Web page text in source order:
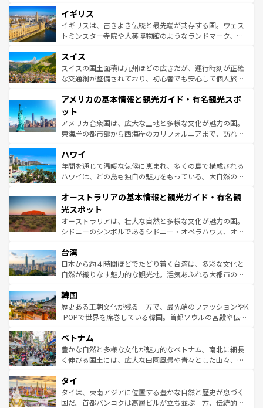
香り高いラベンダー畑など、多彩な楽しみ方が可能だ。さ
らに、パリ以外の地域にも魅力が溢れており、どの街角に
も豊かな歴史と文化が息づいている。パリ以外の個性あふ
を参照してほしい。
顔を持つこの国は、どこを歩いても飽きることがない。ベ
ルリンの文化的活気、バイエルン州のアルプスの絶景、そ
してライン川沿いのワイン畑といった風景は必見。ビール
は、お酒好きな人にはぜひ体験してほしい。 なお、新着の
ドイツ情報はコンテンツ一覧を参照してほしい。
イギリス
イギリスは、古きよき伝統と最先端が共存する国。ウェス
トミンスター寺院や大英博物館のようなランドマーク、歴
リアごとに異なる魅力がある。また、優雅なアフタヌーン
ティー、ビール好きにはたまらない英国パブ、サッカー観
戦など、本場だからこそできる体験も豊富。イギリスを旅
ンツ一覧を参照してほしい。
スイス
スイスの国土面積は九州ほどの広さだが、運行時刻が正確
な交通網が整備されており、初心者でも安心して個人旅行
の建物がそのまま残る町や、スイスならではのユニークな
博物館もあり、アルプス観光だけでなく町歩きも満喫する
ことができる。国民の所得が高いため物価も高いが、旅行
者向けの交通パス提供のサービスもあり、うまく活用すれ
着のスイス情報は
アメリカの基本情報と観光ガイド・有名観光スポ
ット
アメリカ合衆国は、広大な土地と多様な文化が魅力の国。
東海岸の都市部から西海岸のカリフォルニアまで、訪れる
のような巨大都市は、観光、ショッピング、エンターテイ
ンメントが詰まった刺激的なスポットだ。一方、アメリカ
西部には大自然が広がり、グランドキャニオンやイエロー
部のニューオーリンズでは、音楽と美食が融合した独特の
文化が魅力。旅行者はアメリカの各地域で異なる魅力を楽
しみながら、その多様性と豊かな歴史を感じることができ
るだろう。車でのロードトリップや列車の旅も、アメリカ
情報は
ハワイ
年間を通じて温暖な気候に恵まれ、多くの島で構成される
ハワイは、どの島も独自の魅力をもっている。大自然の神
ワイ島は見逃せない。また、定番の観光地といえばオアフ
島だが、静かな自然を求めるならマウイ島やカウアイ島が
おすすめ。エメラルドグリーンに輝く海をはじめ、豊かな
文化や歴史が息づいている。「アロハスピリット」と呼ば
人々、おいしいローカルフードやハワイアンミュージッ
ク、伝統的なフラダンスなど、すべてがハワイの魅力を彩
っている。訪れるたびに新しい発見と感動が待っているハ
はコンテンツ一覧
オーストラリアの基本情報と観光ガイド・有名観
光スポット
オーストラリアは、壮大な自然と多様な文化が魅力の国。
シドニーのシンボルであるシドニー・オペラハウス、オー
リアリーフや大陸中央部にそびえるウルル（エアーズロッ
ク）、タスマニアの美しい原生林やケアンズの熱帯雨林な
ど、見どころがたくさん。また、カフェやワイン、オージ
いる。アクティビティも充実しており、サーフィンやダイ
ビング、ハイキングなど、アウトドア好きにはたまらな
い。オーストラリアの多彩な魅力を存分に味わいつくそ
参照してほしい。
台湾
日本から約４時間ほどでたどり着く台湾は、多彩な文化と
自然が織りなす魅力的な観光地。活気あふれる大都市の台
ン）、静ひつな山岳地帯である台湾東部など、都市の喧騒
と山間の静けさが共存しており、訪れる人に新しい発見と
驚きをもたらしてくれる。また、奥深い台湾の食文化も魅
容にもいいと評判のスイーツなど、バラエティ豊かな料理
が味わえる。 なお、新着の台湾情報は コンテンツ一覧を参
照してほしい。
韓国
歴史ある王朝文化が残る一方で、最先端のファッションやK
-POPで世界を席巻している韓国。首都ソウルの宮殿や伝統
き、地方に足を延ばせば四季折々の自然美を楽しむことが
できる。そして、キムチや焼肉、絶品のストリートフード
まで、さまざまな韓国料理が待っている。夜には、韓国な
リティに包まれながら、韓国の多彩な魅力を心ゆくまで味
わってみてほしい。 なお、新着の韓国情報はコンテンツ一
覧を参照してほしい。
ベトナム
豊かな自然と多様な文化が魅力的なベトナム。南北に細長
く伸びる国土には、広大な田園風景や青々とした山々、世
急速な発展と共に伝統が息づく。ハノイの古い町並みやホ
ーチミン市のフランス統治時代の建物も、独特の雰囲気を
醸し出している。また、バラエティの豊かさとおいしさで
タイ
タイは、東南アジアに位置する豊かな自然と歴史が息づく
国だ。首都バンコクは高層ビルが立ち並ぶ一方、伝統的な